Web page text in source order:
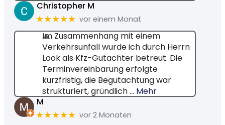
Christopher M
★★★★★ vor einem Monat
Im Zusammenhang mit einem
Verkehrsunfall wurde ich durch Herrn
Look als Kfz-Gutachter betreut. Die
Terminvereinbarung erfolgte
kurzfristig, die Begutachtung war
strukturiert, gründlich… Mehr
M
★★★★★ vor 2 Monaten